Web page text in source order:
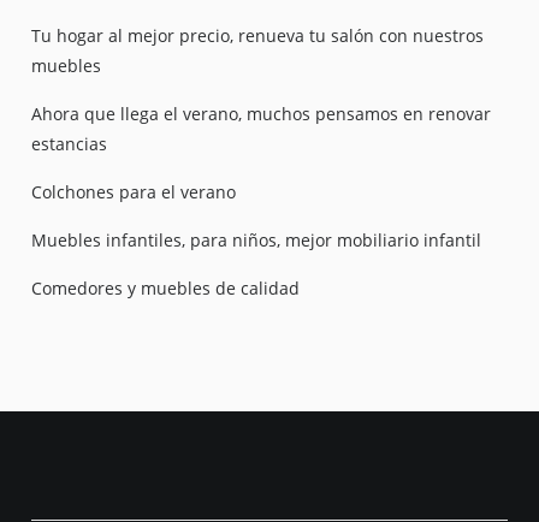
Tu hogar al mejor precio, renueva tu salón con nuestros
muebles
Ahora que llega el verano, muchos pensamos en renovar
estancias
Colchones para el verano
Muebles infantiles, para niños, mejor mobiliario infantil
Comedores y muebles de calidad